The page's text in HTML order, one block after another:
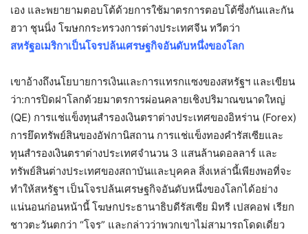
เอง และพยายามตอบโต้ด้วยการใช้มาตรการตอบโต้ซึ่งกันและกัน
ฮวา ชุนนิ่ง โฆษกกระทรวงการต่างประเทศจีน ทวีตว่า
สหรัฐอเมริกาเป็นโจรปล้นเศรษฐกิจอันดับหนึ่งของโลก
เขาอ้างถึงนโยบายการเงินและการแทรกแซงของสหรัฐฯ และเขียน
ว่า:การปิดฝาโลกด้วยมาตรการผ่อนคลายเชิงปริมาณขนาดใหญ่
(QE) การแช่แข็งทุนสำรองเงินตราต่างประเทศของอิหร่าน (Forex)
การยึดทรัพย์สินของอัฟกานิสถาน การแช่แข็งทองคำรัสเซียและ
ทุนสำรองเงินตราต่างประเทศจำนวน 3 แสนล้านดอลลาร์ และ
ทรัพย์สินต่างประเทศของสถาบันและบุคคล สิ่งเหล่านี้เพียงพอที่จะ
ทำให้สหรัฐฯ เป็นโจรปล้นเศรษฐกิจอันดับหนึ่งของโลกได้อย่าง
แน่นอนก่อนหน้านี้ โฆษกประธานาธิบดีรัสเซีย มิทรี เปสคอฟ เรียก
ชาวตะวันตกว่า “โจร” และกล่าวว่าพวกเขาไม่สามารถโดดเดี่ยว